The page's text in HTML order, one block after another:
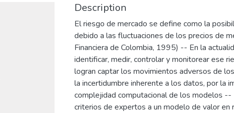
Description
El riesgo de mercado se define como la
debido a las fluctuaciones de los precios de
Financiera de Colombia, 1995) -- En la
identificar, medir, controlar y monitorear ese
logran captar los movimientos adversos de
la incertidumbre inherente a los datos, por la
complejidad computacional de los modelos
criterios de expertos a un modelo de valor en